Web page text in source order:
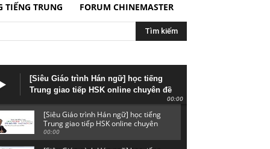
TIẾNG TRUNG FORUM CHINEMASTER
Tìm kiếm
[Siêu Giáo trình Hán ngữ] học tiếng
Trung giao tiếp HSK online chuyên đề
00:00
[Siêu Giáo trình Hán ngữ] học tiếng
Trung giao tiếp HSK online chuyên
đề ngữ pháp HSK 3 từ vựng HSKK
00:00